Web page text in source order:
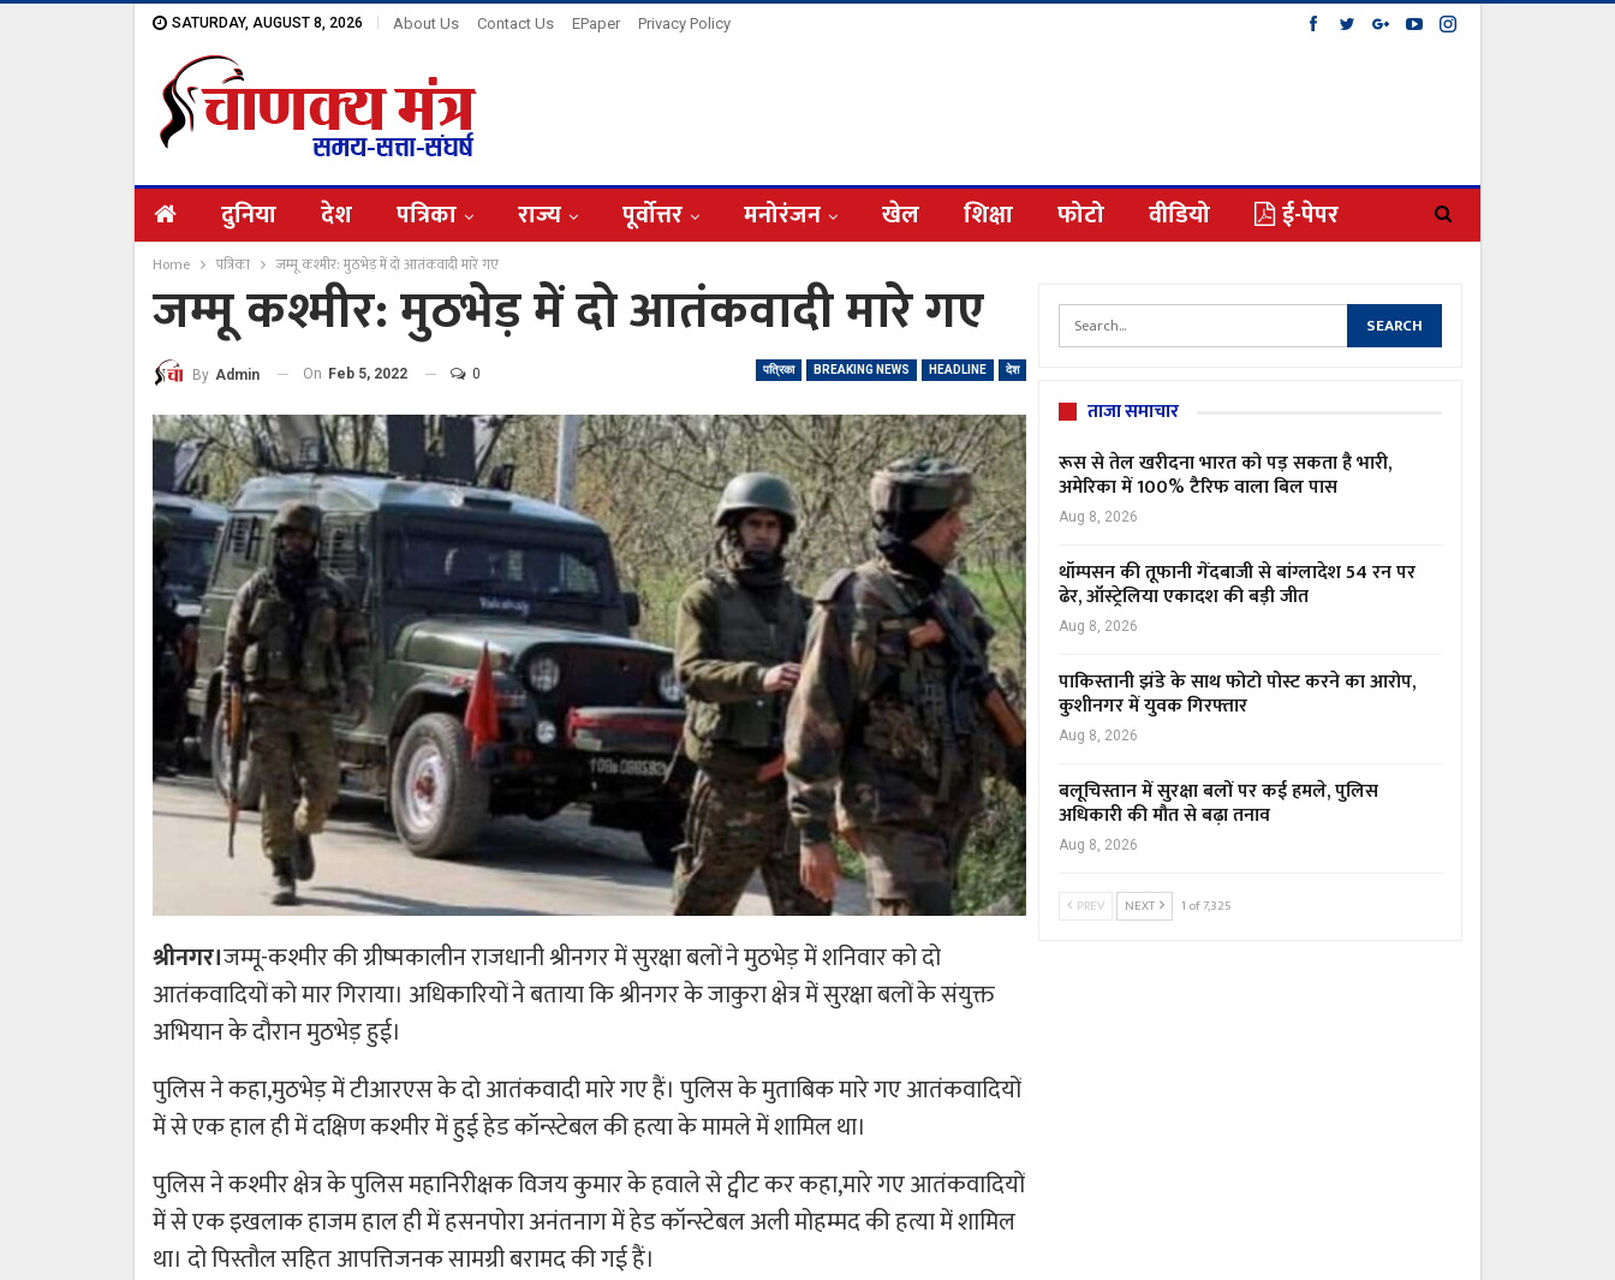
SATURDAY, AUGUST 8, 2026 About Us Contact Us EPaper Privacy Policy
दुनिया देश पत्रिका राज्य पूर्वोत्तर मनोरंजन खेल शिक्षा फोटो वीडियो ई-पेपर
Home पत्रिका जम्मू कश्मीर: मुठभेड़ में दो आतंकवादी मारे गए
जम्मू कश्मीर: मुठभेड़ में दो आतंकवादी मारे गए
पत्रिका BREAKING NEWS HEADLINE देश
By Admin On Feb 5, 2022 0
श्रीनगर।जम्मू-कश्मीर की ग्रीष्मकालीन राजधानी श्रीनगर में सुरक्षा बलों ने मुठभेड़ में शनिवार को दो
आतंकवादियों को मार गिराया। अधिकारियों ने बताया कि श्रीनगर के जाकुरा क्षेत्र में सुरक्षा बलों के संयुक्त
अभियान के दौरान मुठभेड़ हुई।
पुलिस ने कहा,मुठभेड़ में टीआरएस के दो आतंकवादी मारे गए हैं। पुलिस के मुताबिक मारे गए आतंकवादियों
में से एक हाल ही में दक्षिण कश्मीर में हुई हेड कॉन्स्टेबल की हत्या के मामले में शामिल था।
पुलिस ने कश्मीर क्षेत्र के पुलिस महानिरीक्षक विजय कुमार के हवाले से ट्वीट कर कहा,मारे गए आतंकवादियों
में से एक इखलाक हाजम हाल ही में हसनपोरा अनंतनाग में हेड कॉन्स्टेबल अली मोहम्मद की हत्या में शामिल
था। दो पिस्तौल सहित आपत्तिजनक सामग्री बरामद की गई हैं।
ताजा समाचार
रूस से तेल खरीदना भारत को पड़ सकता है भारी,
अमेरिका में 100% टैरिफ वाला बिल पास
Aug 8, 2026
थॉम्पसन की तूफानी गेंदबाजी से बांग्लादेश 54 रन पर
ढेर, ऑस्ट्रेलिया एकादश की बड़ी जीत
Aug 8, 2026
पाकिस्तानी झंडे के साथ फोटो पोस्ट करने का आरोप,
कुशीनगर में युवक गिरफ्तार
Aug 8, 2026
बलूचिस्तान में सुरक्षा बलों पर कई हमले, पुलिस
अधिकारी की मौत से बढ़ा तनाव
Aug 8, 2026
PREV NEXT 1 of 7,325